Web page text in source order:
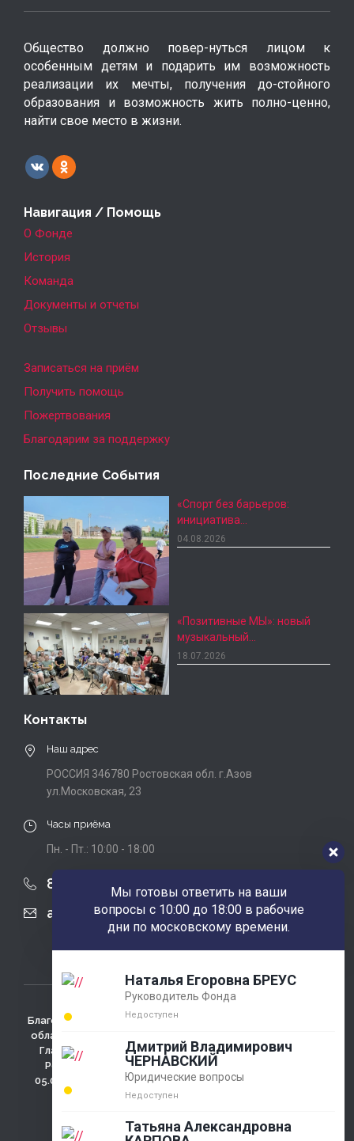
Общество должно повер-нуться лицом к
особенным детям и подарить им возможность
реализации их мечты, получения до-стойного
образования и возможность жить полно-ценно,
найти свое место в жизни.
Навигация / Помощь
О Фонде
История
Команда
Документы и отчеты
Отзывы
Записаться на приём
Получить помощь
Пожертвования
Благодарим за поддержку
Последние События
«Спорт без барьеров:
инициатива…
04.08.2026
«Позитивные МЫ»: новый
музыкальный…
18.07.2026
Контакты
Наш адрес
РОССИЯ 346780 Ростовская обл. г.Азов
ул.Московская, 23
Часы приёма
Пн. - Пт.: 10:00 - 18:00
8 (863) 424-22-08
agobfpdi@mail.ru
Благотворительный фонд использует сайт для сбора не
облагаемых налогом пожертвований. Зарегистрирован
Главным Управлением министерства юстиции РФ по
Ростовской области регистрационный №4433 от
05.03.2001г., ОГРН 1026100009286 , 346780 Ростовская
обл., г. Азов, ул. Измайлова д. 58
Политика конфидециальности
Мы готовы ответить на ваши
вопросы с 10:00 до 18:00 в рабочие
дни по московскому времени.
Наталья Егоровна БРЕУС
Руководитель Фонда
Недоступен
Дмитрий Владимирович
ЧЕРНАВСКИЙ
Юридические вопросы
Недоступен
Татьяна Александровна